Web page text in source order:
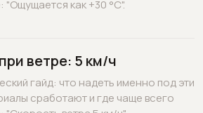
как +30 °C".
ветре: 5 км/ч
гайд: что надеть именно под эти
сработают и где чаще всего